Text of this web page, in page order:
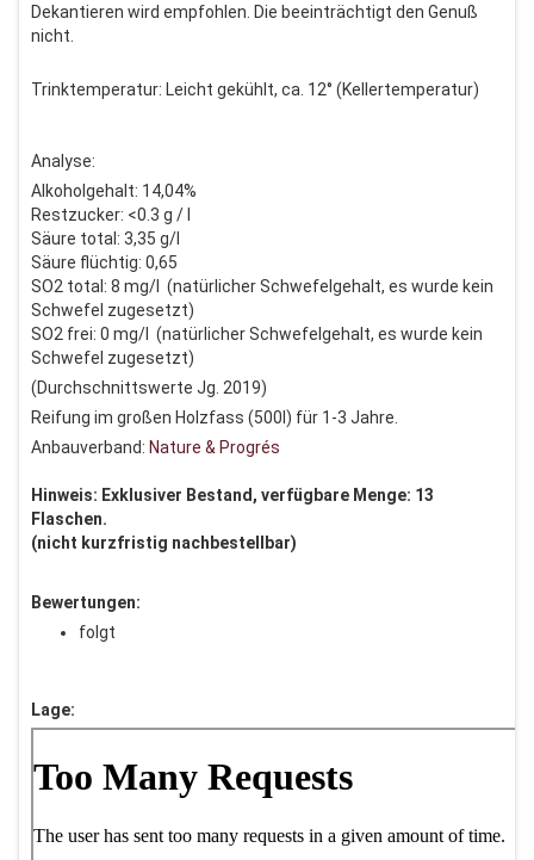
Dekantieren wird empfohlen. Die beeinträchtigt den Genuß
nicht.
Trinktemperatur: Leicht gekühlt, ca. 12° (Kellertemperatur)
Analyse:
Alkoholgehalt: 14,04%
Restzucker: <0.3 g / l
Säure total: 3,35 g/l
Säure flüchtig: 0,65
SO2 total: 8 mg/l (natürlicher Schwefelgehalt, es wurde kein
Schwefel zugesetzt)
SO2 frei: 0 mg/l (natürlicher Schwefelgehalt, es wurde kein
Schwefel zugesetzt)
(Durchschnittswerte Jg. 2019)
Reifung im großen Holzfass (500l) für 1-3 Jahre.
Anbauverband: Nature & Progrés
Hinweis: Exklusiver Bestand, verfügbare Menge: 13
Flaschen.
(nicht kurzfristig nachbestellbar)
Bewertungen:
folgt
Lage: